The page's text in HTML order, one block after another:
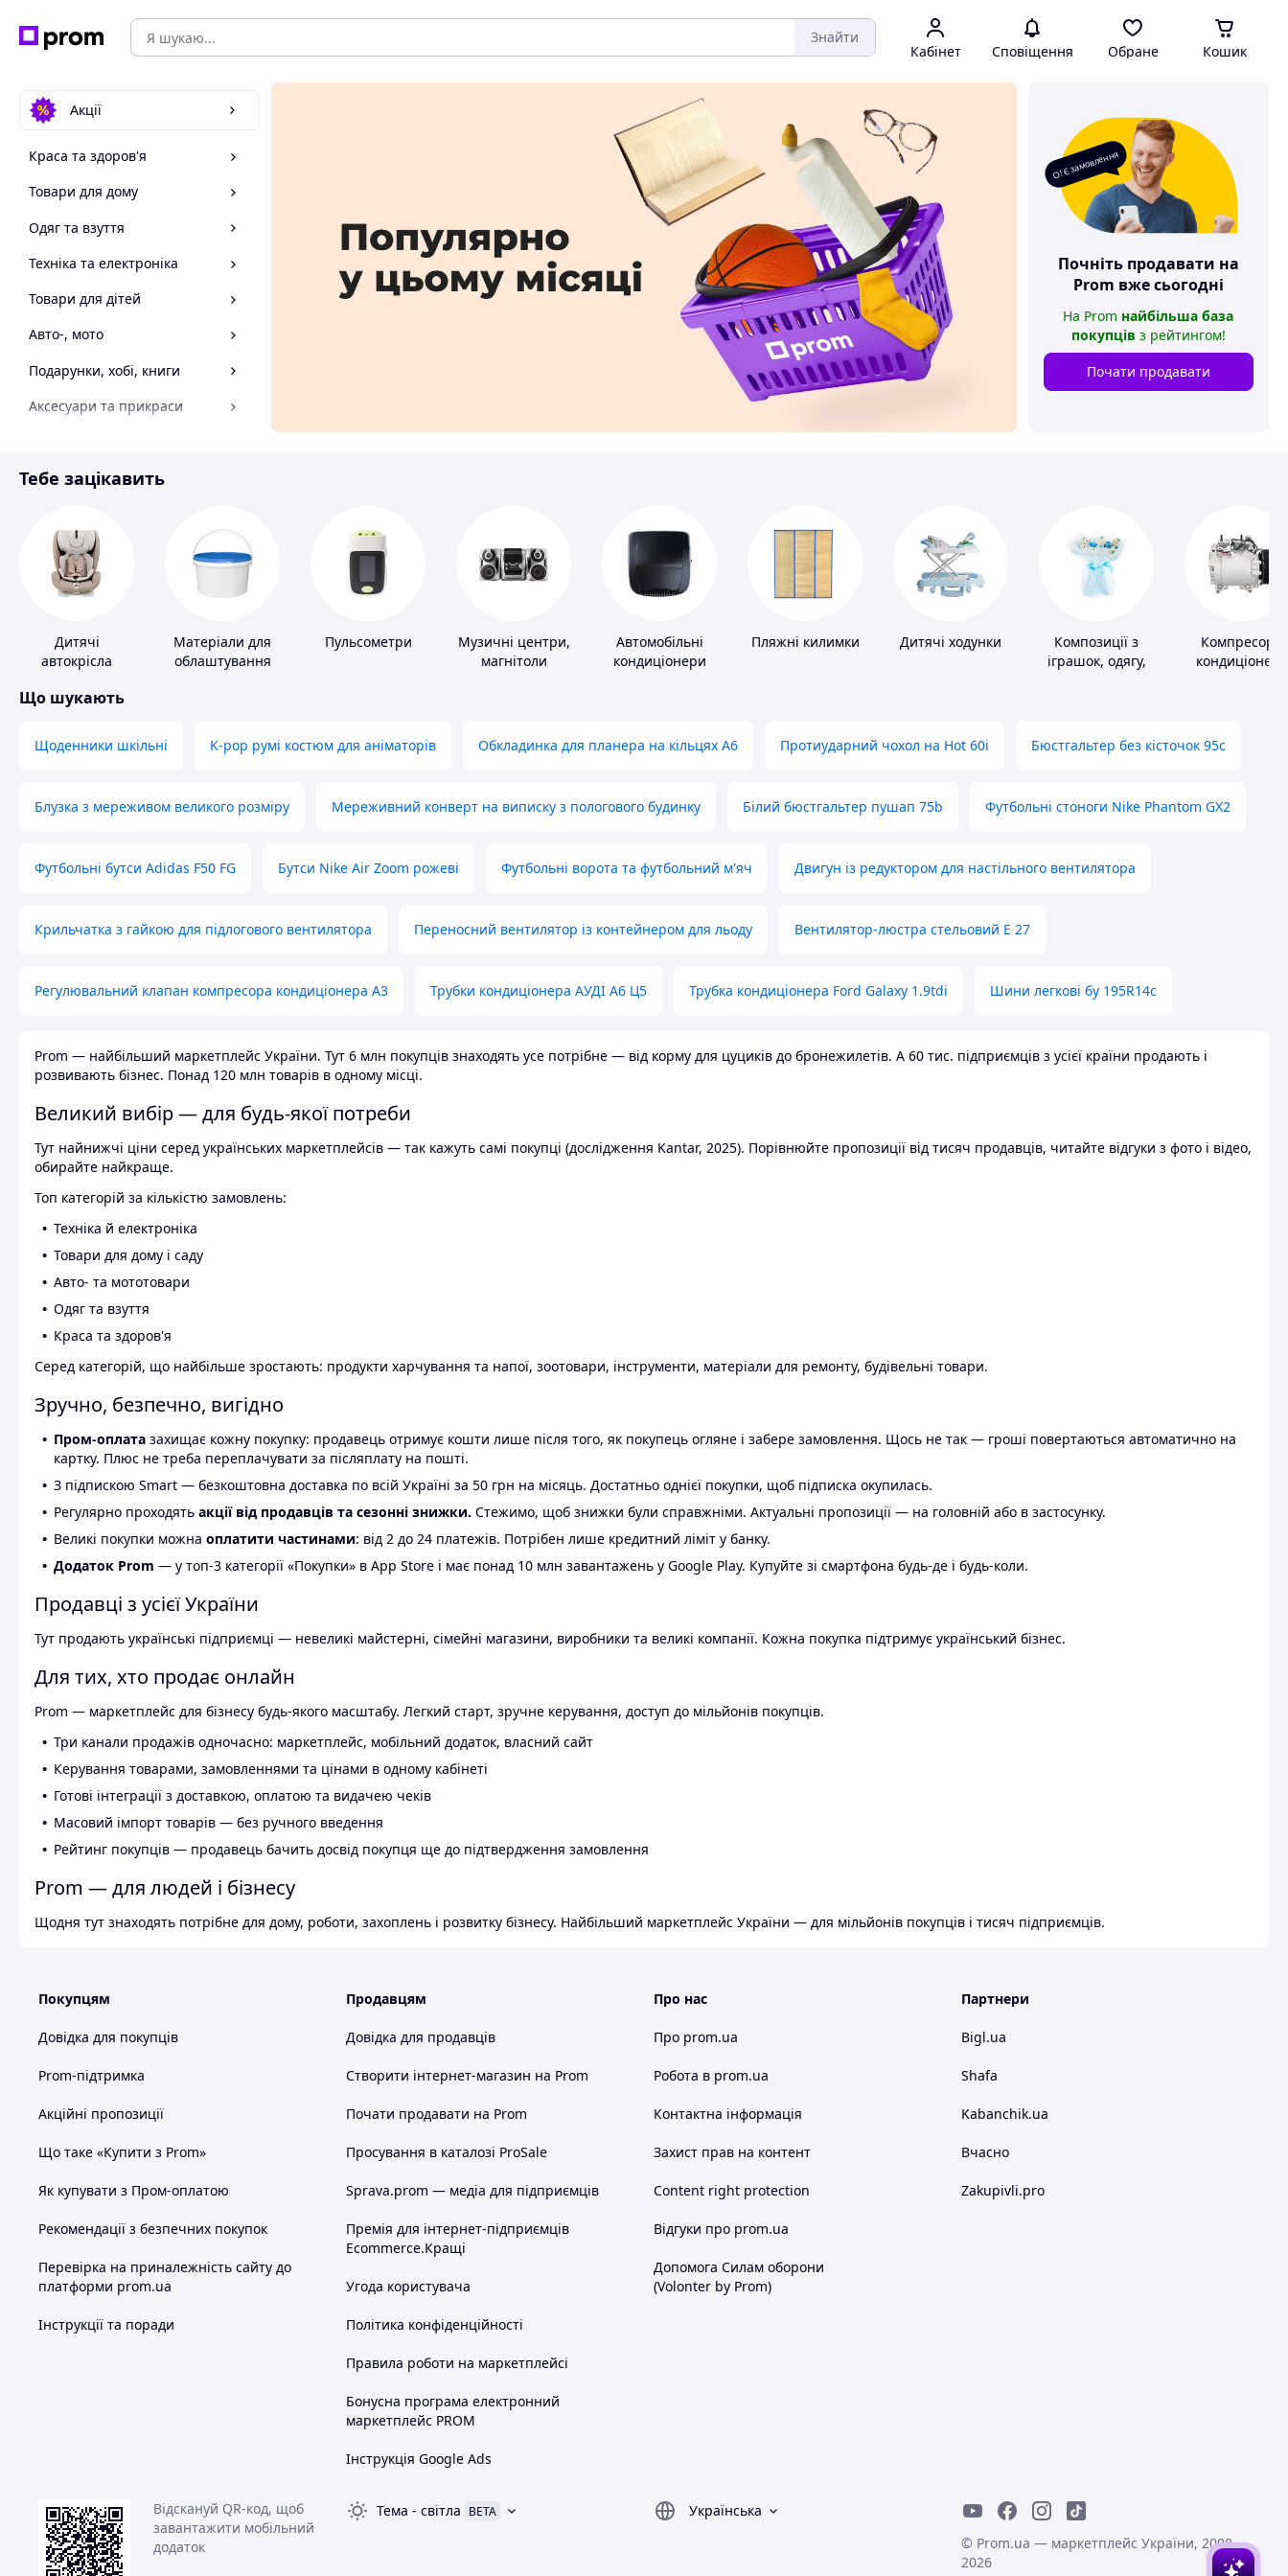
Знайти
Кабінет Сповіщення Обране Кошик
Акції
Краса та здоров'я
Товари для дому
Одяг та взуття
Техніка та електроніка
Товари для дітей
Авто-, мото
Подарунки, хобі, книги
Аксесуари та прикраси
Спорт і відпочинок
О! Є замовлення
Почніть продавати на
Prom вже сьогодні
На Prom найбільша база
покупців з рейтингом!
Почати продавати
Тебе зацікавить
Дитячі
автокрісла
Матеріали для
облаштування
Пульсометри
Музичні центри,
магнітоли
Автомобільні
кондиціонери
Пляжні килимки Дитячі ходунки
Композиції з
іграшок, одягу,
Компресори
кондиціонера
Що шукають
Щоденники шкільні K-pop румі костюм для аніматорів Обкладинка для планера на кільцях А6 Протиударний чохол на Hot 60i Бюстгальтер без кісточок 95с
Блузка з мереживом великого розміру Мереживний конверт на виписку з пологового будинку Білий бюстгальтер пушап 75b Футбольні стоноги Nike Phantom GX2
Футбольні бутси Adidas F50 FG Бутси Nike Air Zoom рожеві Футбольні ворота та футбольний м'яч Двигун із редуктором для настільного вентилятора
Крильчатка з гайкою для підлогового вентилятора Переносний вентилятор із контейнером для льоду Вентилятор-люстра стельовий E 27
Регулювальний клапан компресора кондиціонера А3 Трубки кондиціонера АУДІ А6 Ц5 Трубка кондиціонера Ford Galaxy 1.9tdi Шини легкові бу 195R14c
Prom — найбільший маркетплейс України. Тут 6 млн покупців знаходять усе потрібне — від корму для цуциків до бронежилетів. А 60 тис. підприємців з усієї країни продають і
розвивають бізнес. Понад 120 млн товарів в одному місці.
Великий вибір — для будь-якої потреби
Тут найнижчі ціни серед українських маркетплейсів — так кажуть самі покупці (дослідження Kantar, 2025). Порівнюйте пропозиції від тисяч продавців, читайте відгуки з фото і відео,
обирайте найкраще.
Топ категорій за кількістю замовлень:
Техніка й електроніка
Товари для дому і саду
Авто- та мототовари
Одяг та взуття
Краса та здоров'я
Серед категорій, що найбільше зростають: продукти харчування та напої, зоотовари, інструменти, матеріали для ремонту, будівельні товари.
Зручно, безпечно, вигідно
Пром-оплата захищає кожну покупку: продавець отримує кошти лише після того, як покупець огляне і забере замовлення. Щось не так — гроші повертаються автоматично на
картку. Плюс не треба переплачувати за післяплату на пошті.
З підпискою Smart — безкоштовна доставка по всій Україні за 50 грн на місяць. Достатньо однієї покупки, щоб підписка окупилась.
Регулярно проходять акції від продавців та сезонні знижки. Стежимо, щоб знижки були справжніми. Актуальні пропозиції — на головній або в застосунку.
Великі покупки можна оплатити частинами: від 2 до 24 платежів. Потрібен лише кредитний ліміт у банку.
Додаток Prom — у топ-3 категорії «Покупки» в App Store і має понад 10 млн завантажень у Google Play. Купуйте зі смартфона будь-де і будь-коли.
Продавці з усієї України
Тут продають українські підприємці — невеликі майстерні, сімейні магазини, виробники та великі компанії. Кожна покупка підтримує український бізнес.
Для тих, хто продає онлайн
Prom — маркетплейс для бізнесу будь-якого масштабу. Легкий старт, зручне керування, доступ до мільйонів покупців.
Три канали продажів одночасно: маркетплейс, мобільний додаток, власний сайт
Керування товарами, замовленнями та цінами в одному кабінеті
Готові інтеграції з доставкою, оплатою та видачею чеків
Масовий імпорт товарів — без ручного введення
Рейтинг покупців — продавець бачить досвід покупця ще до підтвердження замовлення
Prom — для людей і бізнесу
Щодня тут знаходять потрібне для дому, роботи, захоплень і розвитку бізнесу. Найбільший маркетплейс України — для мільйонів покупців і тисяч підприємців.
Покупцям
Довідка для покупців
Prom-підтримка
Акційні пропозиції
Що таке «Купити з Prom»
Як купувати з Пром-оплатою
Рекомендації з безпечних покупок
Перевірка на приналежність сайту до
платформи prom.ua
Інструкції та поради
Продавцям
Довідка для продавців
Створити інтернет-магазин на Prom
Почати продавати на Prom
Просування в каталозі ProSale
Sprava.prom — медіа для підприємців
Премія для інтернет-підприємців
Ecommerce.Кращі
Угода користувача
Політика конфіденційності
Правила роботи на маркетплейсі
Бонусна програма електронний
маркетплейс PROM
Інструкція Google Ads
Про нас
Про prom.ua
Робота в prom.ua
Контактна інформація
Захист прав на контент
Content right protection
Відгуки про prom.ua
Допомога Силам оборони
(Volonter by Prom)
Партнери
Bigl.ua
Shafa
Kabanchik.ua
Вчасно
Zakupivli.pro
Відскануй QR-код, щоб
завантажити мобільний
додаток
Тема - світла BETA
Українська
© Prom.ua — маркетплейс України, 2008-
2026